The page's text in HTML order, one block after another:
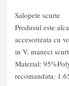
Salopete scurte
Produsul este
accesorizata cu
in V, maneci
Material:
recomandata: